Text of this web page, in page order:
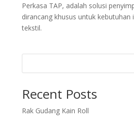
Perkasa TAP, adalah solusi
dirancang khusus untuk kebutuhan
tekstil.
Recent Posts
Rak Gudang Kain Roll